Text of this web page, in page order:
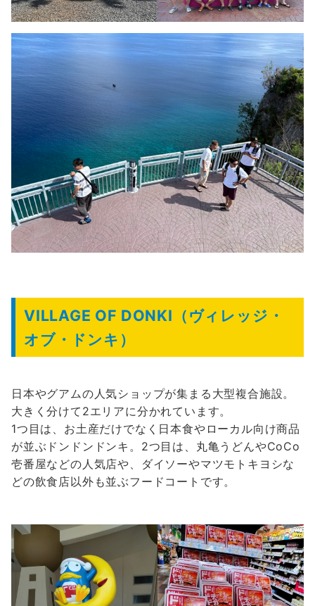
VILLAGE OF DONKI（ヴィレッジ・
オブ・ドンキ）
日本やグアムの人気ショップが集まる大型複合施設。
大きく分けて2エリアに分かれています。
1つ目は、お土産だけでなく日本食やローカル向け商品
が並ぶドンドンドンキ。2つ目は、丸亀うどんやCoCo
壱番屋などの人気店や、ダイソーやマツモトキヨシな
どの飲食店以外も並ぶフードコートです。